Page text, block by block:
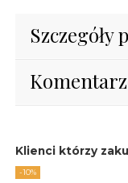
Klienci którzy
-10%